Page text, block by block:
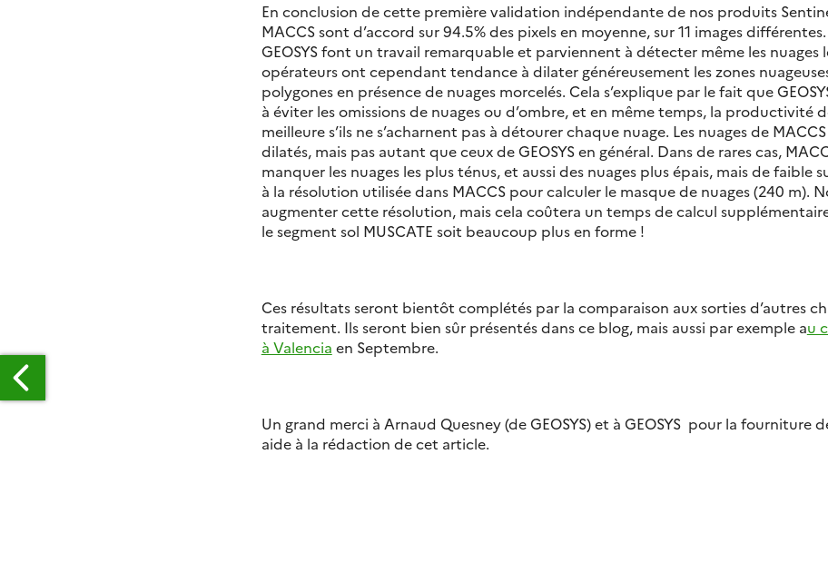
En conclusion de cette première validation indépendante de nos produits
MACCS sont d’accord sur 94.5% des pixels en moyenne, sur 11 images
GEOSYS font un travail remarquable et parviennent à détecter même les nuages
opérateurs ont cependant tendance à dilater généreusement les zones
polygones en présence de nuages morcelés. Cela s’explique par le fait que
à éviter les omissions de nuages ou d’ombre, et en même temps, la productivité
meilleure s’ils ne s’acharnent pas à détourer chaque nuage. Les nuages de
dilatés, mais pas autant que ceux de GEOSYS en général. Dans de rares cas,
manquer les nuages les plus ténus, et aussi des nuages plus épais, mais de faible
à la résolution utilisée dans MACCS pour calculer le masque de nuages (240 m).
augmenter cette résolution, mais cela coûtera un temps de calcul
le segment sol MUSCATE soit beaucoup plus en forme !
Ces résultats seront bientôt complétés par la comparaison aux sorties d’autres
traitement. Ils seront bien sûr présentés dans ce blog, mais aussi par exemple au
à Valencia en Septembre.
Un grand merci à Arnaud Quesney (de GEOSYS) et à GEOSYS pour la fourniture
aide à la rédaction de cet article.